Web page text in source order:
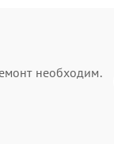
необходим.